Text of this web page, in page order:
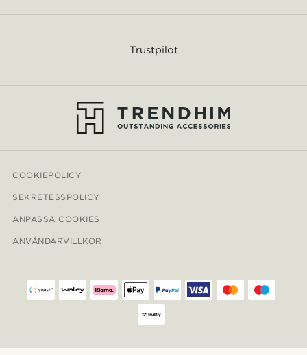
Trustpilot
COOKIEPOLICY
SEKRETESSPOLICY
ANPASSA COOKIES
ANVÄNDARVILLKOR